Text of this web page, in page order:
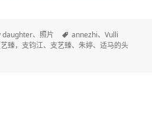
daughter、 照片
标
签
annezhi、Vulli
臻，支钧江、 支艺臻、朱婷、适马的头